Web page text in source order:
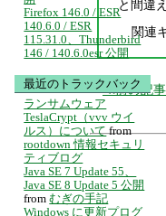
と間違
関連
前の記事
Firefox 146.0 / ESR
140.6.0 / ESR
115.31.0、Thunderbird
146 / 140.6.0esr 公開
最近のトラックバック
ランサムウェア
TeslaCrypt（vvv ウイ
ルス）について from
rootdown 情報セキュリ
ティブログ
Java SE 7 Update 55、
Java SE 8 Update 5 公開
from むぎの手記
Windows に更新プログ